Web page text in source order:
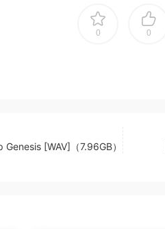
0 0
[WAV]（7.96GB）